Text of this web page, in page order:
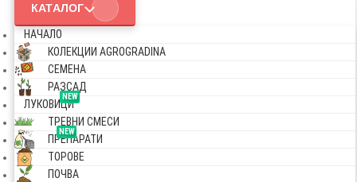
КАТАЛОГ
НАЧАЛО
КОЛЕКЦИИ AGROGRADINA
СЕМЕНА
РАЗСАД
NEW
ЛУКОВИЦИ
ТРЕВНИ СМЕСИ
NEW
ПРЕПАРАТИ
ТОРОВЕ
ПОЧВА